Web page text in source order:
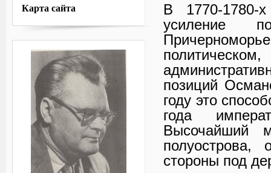
В 1770-1780-
усиление
позиций
году это
года
Высочайший
полуострова,
стороны под
Карта сайта